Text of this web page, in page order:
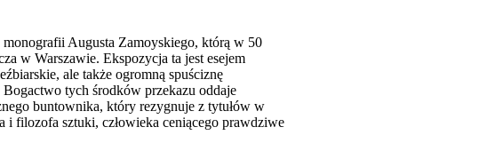
Augusta Zamoyskiego, którą w 50
w Warszawie. Ekspozycja ta jest esejem
ale także ogromną spuściznę
tych środków przekazu oddaje
buntownika, który rezygnuje z tytułów w
i filozofa sztuki, człowieka ceniącego prawdziwe